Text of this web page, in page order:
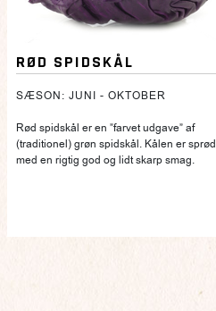
RØD SPIDSKÅL
SÆSON: JUNI - OKTOBER
Rød spidskål er en ”farvet udgave” af
(traditionel) grøn spidskål. Kålen er sprød
med en rigtig god og lidt skarp smag.